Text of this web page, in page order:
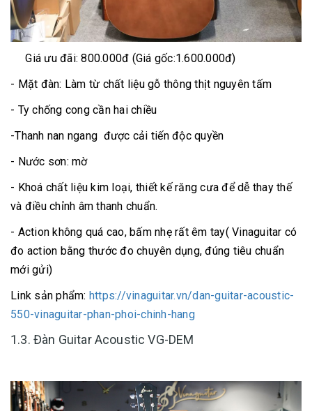
Giá ưu đãi: 800.000đ (Giá gốc:1.600.000đ)
- Mặt đàn: Làm từ chất liệu gỗ thông thịt nguyên tấm
- Ty chống cong cần hai chiều
-Thanh nan ngang được cải tiến độc quyền
- Nước sơn: mờ
- Khoá chất liệu kim loại, thiết kế răng cưa để dễ thay thế
và điều chỉnh âm thanh chuẩn.
- Action không quá cao, bấm nhẹ rất êm tay( Vinaguitar có
đo action bằng thước đo chuyên dụng, đúng tiêu chuẩn
mới gửi)
Link sản phẩm: https://vinaguitar.vn/dan-guitar-acoustic-
550-vinaguitar-phan-phoi-chinh-hang
1.3. Đàn Guitar Acoustic VG-DEM